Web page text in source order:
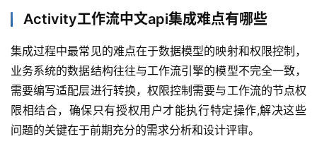
Activity工作流中文api集成难点有哪些
集成过程中最常见的难点在于数据模型的映射和权限控制，
业务系统的数据结构往往与工作流引擎的模型不完全一致，
需要编写适配层进行转换，权限控制需要与工作流的节点权
限相结合，确保只有授权用户才能执行特定操作,解决这些
问题的关键在于前期充分的需求分析和设计评审。